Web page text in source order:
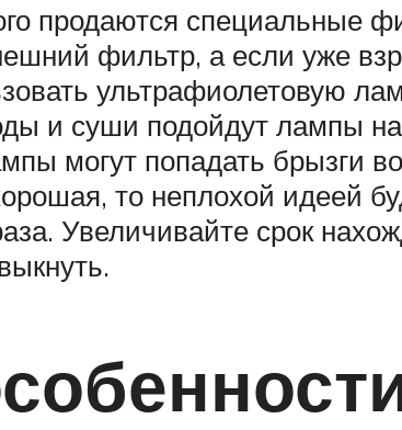
продаются специальные
фильтр, а если уже
ультрафиолетовую
и суши подойдут лампы
могут попадать брызги
то неплохой идеей
Увеличивайте срок